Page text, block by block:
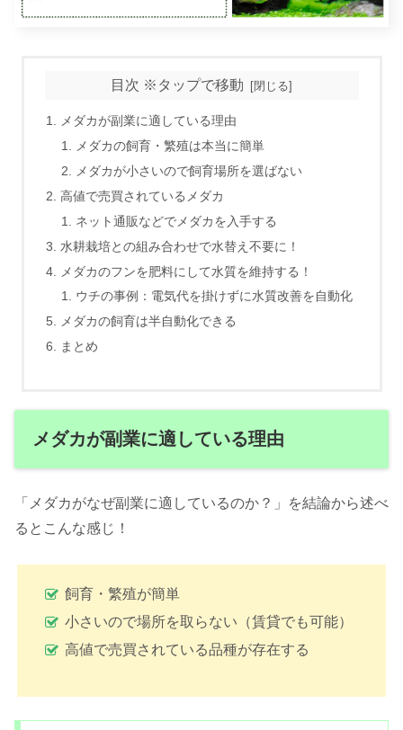
目次 ※タップで移動
メダカが副業に適している理由
メダカの飼育・繁殖は本当に簡単
メダカが小さいので飼育場所を選ばない
高値で売買されているメダカ
ネット通販などでメダカを入手する
水耕栽培との組み合わせで水替え不要に！
メダカのフンを肥料にして水質を維持する！
ウチの事例：電気代を掛けずに水質改善を自動化
メダカの飼育は半自動化できる
まとめ
メダカが副業に適している理由
「メダカがなぜ副業に適しているのか？」を結論から述べ
るとこんな感じ！
飼育・繁殖が簡単
小さいので場所を取らない（賃貸でも可能）
高値で売買されている品種が存在する